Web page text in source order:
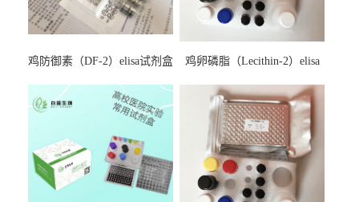
鸡防御素（DF-2）elisa试剂盒
鸡卵磷脂（Lecithin-2）elisa